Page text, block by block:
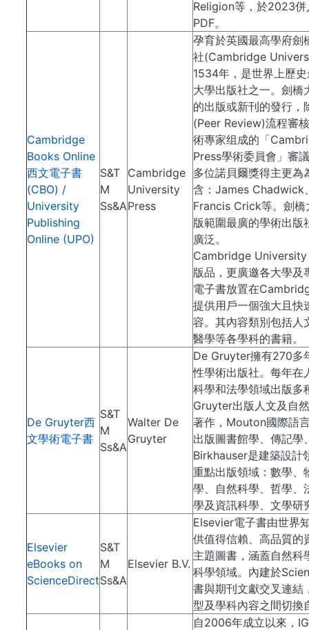
Religion等，於2023
PDF。
Cambridge
Books Online
西文電子書
(CBO) /
University
Publishing
Online (UPO)
S&T
M
Ss&A
Cambridge
University
Press
孕育於英國最高學府劍
社(Cambridge
1534年，是世界上歷
大學出版社之一。劍橋
的出版或新刊的發行，
(Peer Review)流程審
術專家组成的「
Press學術委員會」審
多位諾貝爾獎得主更為
含：James Chadwick
Francis Crick等。劍橋
版範圍最廣的學術出版
廣泛。
Cambridge University
版品，更廣邀各大學及
電子書放置在
提供用戶一個強大且快
容。其內容類別包括人
醫學等各學科的書籍。
De Gruyter西
文學術電子書
S&T
M
Ss&A
Walter De
Gruyter
De Gruyter擁有270多
性學術出版社。每年在
科學和法學領域出版多
Gruyter出版人文及自
著作，Mouton國際語
出版圖書館學、傳記學
Birkhauser是建築設計
重點出版領域：數學、
學、自然科學、哲學、
學及資訊科學、文學研
Elsevier
eBooks on
ScienceDirect
S&T
M
Ss&A
Elsevier B.V.
Elsevier電子書由世界
供值得信賴、高品質的
主題圖書，涵蓋自然科
科學領域。內建於
書與期刊文獻交叉連結
型及學科內容之間切換
自2006年成立以來，